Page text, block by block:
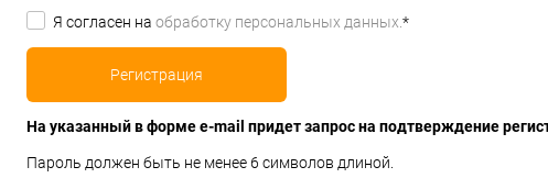
Я согласен на обработку персональных данных.*
На указанный в форме e-mail придет запрос на подтверждение
Пароль должен быть не менее 6 символов длиной.